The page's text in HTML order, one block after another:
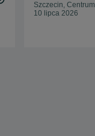
Szczecin, Centrum
10 lipca 2026